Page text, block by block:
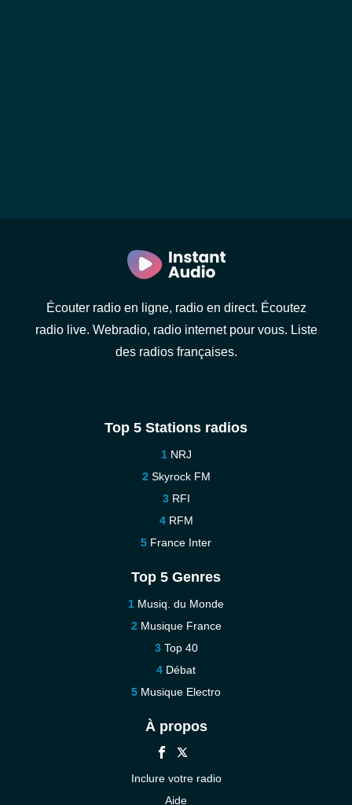
Écouter radio en ligne, radio en direct. Écoutez
radio live. Webradio, radio internet pour vous. Liste
des radios françaises.
Top 5 Stations radios
NRJ
Skyrock FM
RFI
RFM
France Inter
Top 5 Genres
Musiq. du Monde
Musique France
Top 40
Débat
Musique Electro
À propos
Inclure votre radio
Aide